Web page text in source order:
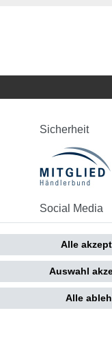
Sicherheit
Social Media
Alle
Auswahl
Alle